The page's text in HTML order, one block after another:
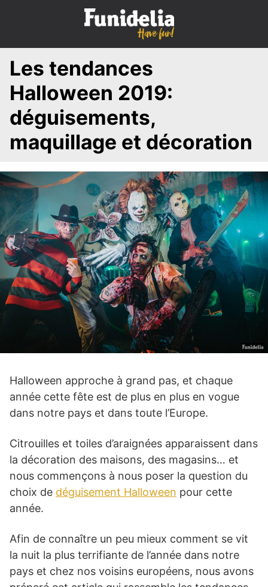
p
t
Les tendances
Halloween 2019:
déguisements,
maquillage et décoration
Halloween approche à grand pas, et chaque
année cette fête est de plus en plus en vogue
dans notre pays et dans toute l’Europe.
Citrouilles et toiles d’araignées apparaissent dans
la décoration des maisons, des magasins… et
nous commençons à nous poser la question du
choix de déguisement Halloween pour cette
année.
Afin de connaître un peu mieux comment se vit
la nuit la plus terrifiante de l’année dans notre
pays et chez nos voisins européens, nous avons